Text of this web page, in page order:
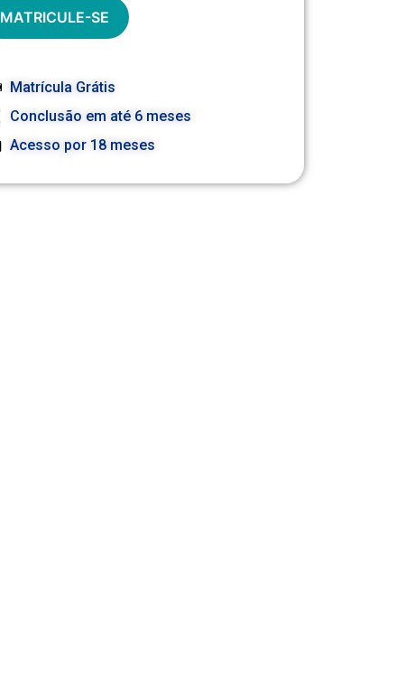
MATRICULE-SE
Matrícula Grátis
Conclusão em até 6 meses
Acesso por 18 meses